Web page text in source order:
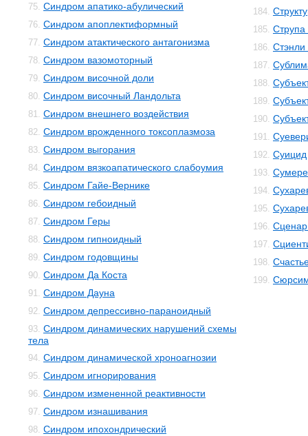
75. Синдром апатико-абулический
76. Синдром апоплектиформный
77. Синдром атактического антагонизма
78. Синдром вазомоторный
79. Синдром височной доли
80. Синдром височный Ландольта
81. Синдром внешнего воздействия
82. Синдром врожденного токсоплазмоза
83. Синдром выгорания
84. Синдром вязкоапатического слабоумия
85. Синдром Гайе-Вернике
86. Синдром гебоидный
87. Синдром Геры
88. Синдром гипноидный
89. Синдром годовщины
90. Синдром Да Коста
91. Синдром Дауна
92. Синдром депрессивно-параноидный
93. Синдром динамических нарушений схемы
тела
94. Синдром динамической хроноагнозии
95. Синдром игнорирования
96. Синдром измененной реактивности
97. Синдром изнашивания
98. Синдром ипохондрический
184.
185.
186.
187.
188.
189.
190.
191.
192. Суицид
193.
194.
195.
196.
197.
198.
199.